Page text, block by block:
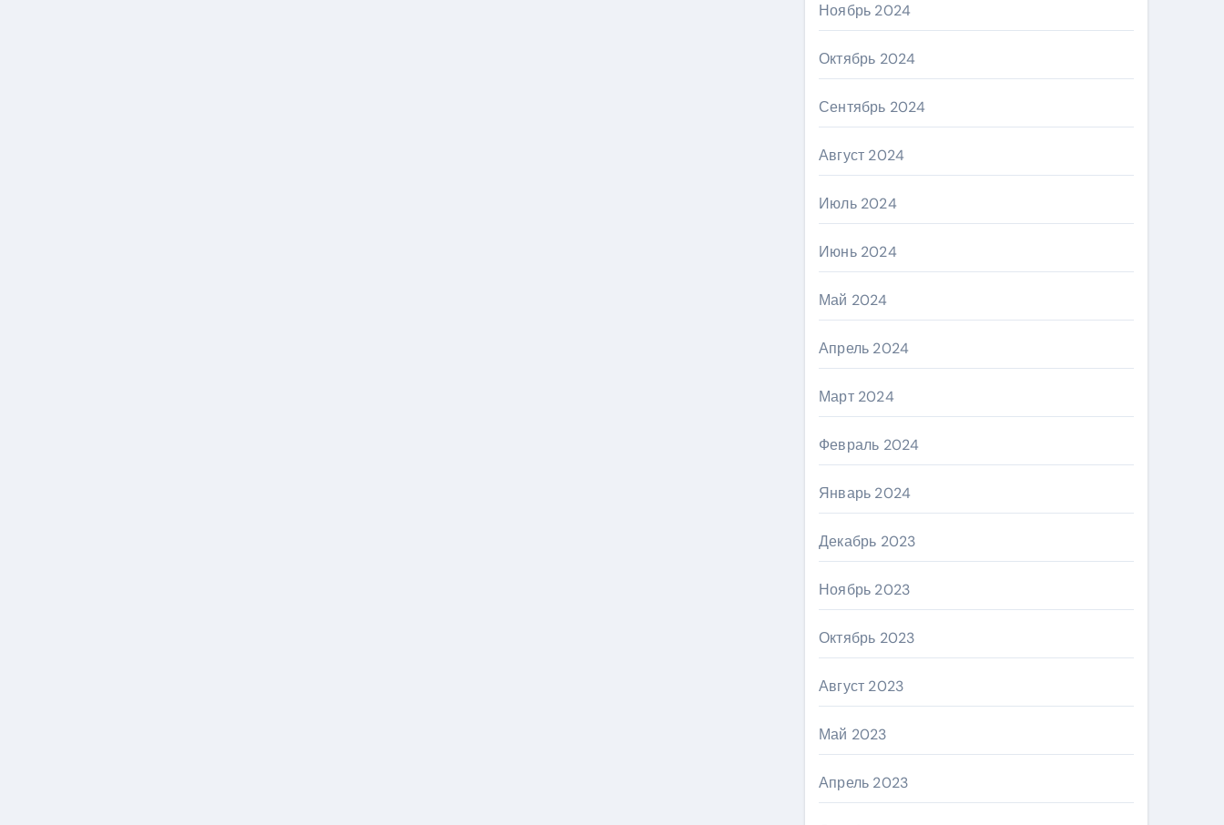
Ноябрь 2024
Октябрь 2024
Сентябрь 2024
Август 2024
Июль 2024
Июнь 2024
Май 2024
Апрель 2024
Март 2024
Февраль 2024
Январь 2024
Декабрь 2023
Ноябрь 2023
Октябрь 2023
Август 2023
Май 2023
Апрель 2023